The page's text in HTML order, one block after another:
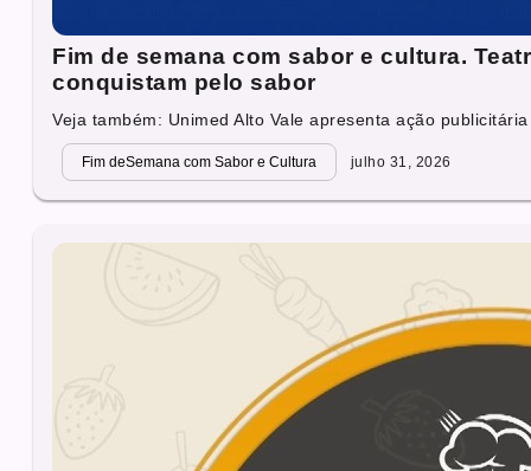
Fim de semana com sabor e cultura.
conquistam pelo sabor
Veja também: Unimed Alto Vale apresenta ação publicitária
Fim deSemana com Sabor e Cultura julho 31, 2026